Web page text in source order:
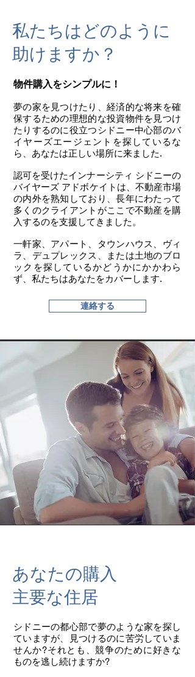
私たちはどのように
助けますか？
物件購入をシンプルに！
夢の家を見つけたり、経済的な将来を確
保するための理想的な投資物件を見つけ
たりするのに役立つシドニー中心部のバ
イヤーズエージェントを探しているな
ら、あなたは正しい場所に来ました.
認可を受けたインナーシティ シドニーの
バイヤーズ アドボケイトは、不動産市場
の内外を熟知しており、長年にわたって
多くのクライアントがここで不動産を購
入するのを支援してきました。
一軒家、アパート、タウンハウス、ヴィ
ラ、デュプレックス、または土地のブロ
ックを探しているかどうかにかかわら
ず、私たちはあなたをカバーします.​
連絡する
あなたの購入
主要な住居
シドニーの都心部で夢のような家を探し
ていますが、見つけるのに苦労していま
せんか?それとも、競争のために好きな
ものを逃し続けますか?